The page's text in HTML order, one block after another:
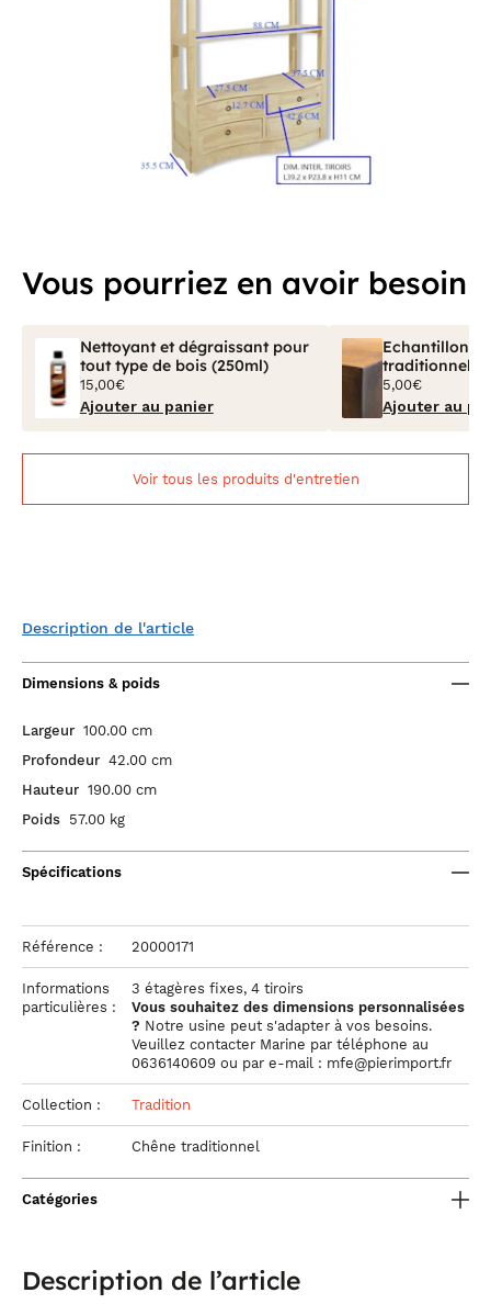
Vous pourriez en avoir besoin
Nettoyant et dégraissant pour
tout type de bois (250ml)
15,00€
Ajouter au panier
Echantillon
traditionnel
5,00€
Ajouter au
Voir tous les produits d'entretien
Description de l'article
Dimensions & poids
Largeur 100.00 cm
Profondeur 42.00 cm
Hauteur 190.00 cm
Poids 57.00 kg
Spécifications
Référence : 20000171
Informations
particulières :
3 étagères fixes, 4 tiroirs
Vous souhaitez des dimensions personnalisées
? Notre usine peut s'adapter à vos besoins.
Veuillez contacter Marine par téléphone au
0636140609 ou par e-mail : mfe@pierimport.fr
Collection : Tradition
Finition : Chêne traditionnel
Catégories
Description de l’article